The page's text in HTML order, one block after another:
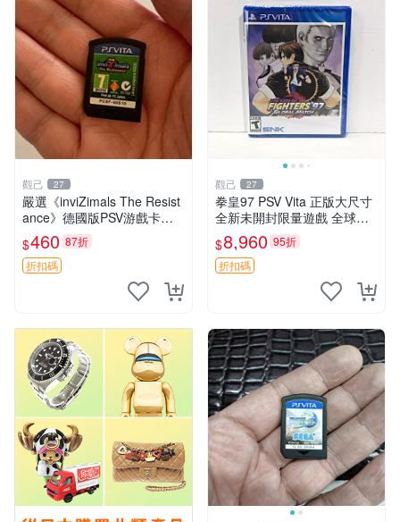
觀己 27
嚴選《inviZimals The Resist
ance》德國版PSV游戲卡
帶，12歲以上推薦，卡帶狀
態優良，無顯著損傷，實測性
能出色，適合收藏與贈送
$460 87折
折扣碼
觀己 27
拳皇97 PSV Vita 正版大尺寸
全新未開封限量遊戲 全球嚴
選 拳皇97 個限定版 新未拆封
家用遊戲機遊戲厳選推薦 拳
皇97 Vita 大型全新未
$8,960 95折
折扣碼